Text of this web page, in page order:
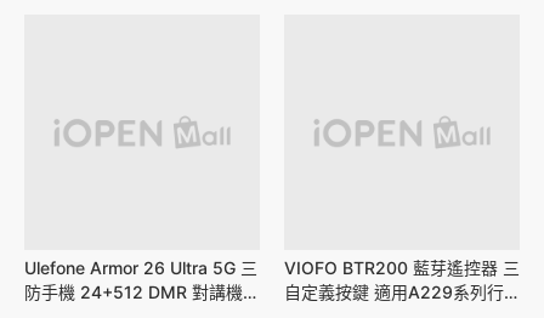
Ulefone Armor 26 Ultra 5G 三
防手機 24+512 DMR 對講機
VIOFO BTR200 藍芽遙控器 三
自定義按鍵 適用A229系列行